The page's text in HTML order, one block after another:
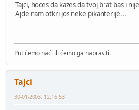
Tajci, hoces da kazes da tvoj brat bas i
Ajde nam otkri jos neke pikanterije...
Put ćemo naći ili ćemo ga napraviti.
Tajci
30-01-2003, 12:16:53